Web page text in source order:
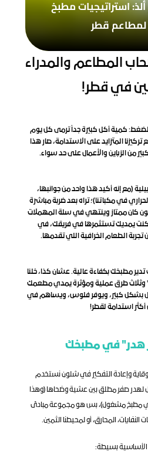
!هدر أقل، طعم ألذ: استراتيجيات مطبخ
قطر
في قطر!
كلنا نعرف الحقيقة اللي ترفع الضغط: كمية أكل كبيرة جداً ترمى كل يوم
من الزباين والأعمال على حد سواء.
لأرباح مطعمك النهائية. كل مكون كان ممتاز وينتهي في سلة المهملات
هو فلوس ضايعة – فلوس كنت يمديك تستثمرها في فريقك، في
الطعام الخرافية اللي تقدمها.
نسولف عن مفهوم "صفر هدر" وثلاث طرق عملية ومؤثرة يمدي مطعمك
استدامة لقطر!
في مطبخك
ممكن يكون تحدي صعب جداً في مطبخ مشغول)، بس هو مجموعة مبادئ
المحارق، أو لمحيطنا الثمين.
الأساسية بسيطة: